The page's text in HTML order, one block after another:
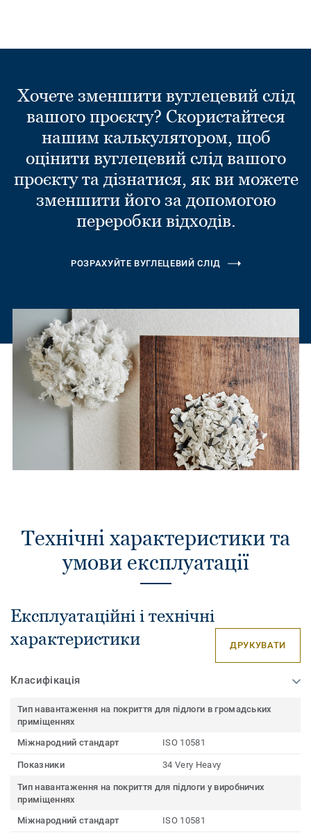
Хочете зменшити вуглецевий слід
вашого проєкту? Скористайтеся
нашим калькулятором, щоб
оцінити вуглецевий слід вашого
проєкту та дізнатися, як ви можете
зменшити його за допомогою
переробки відходів.
РОЗРАХУЙТЕ ВУГЛЕЦЕВИЙ СЛІД
Технічні характеристики та
умови експлуатації
Експлуатаційні і технічні
характеристики
ДРУКУВАТИ
Класифікація
Тип навантаження на покриття для підлоги в громадських
приміщеннях
Міжнародний стандарт
ISO 10581
Показники 34 Very Heavy
Тип навантаження на покриття для підлоги у виробничих
приміщеннях
Міжнародний стандарт
ISO 10581